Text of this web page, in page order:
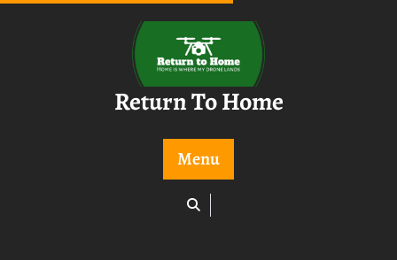
Skip
Return To Home
Menu